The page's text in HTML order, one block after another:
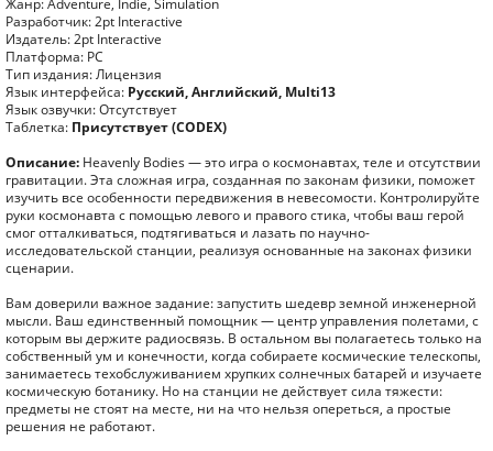
Жанр: Adventure, Indie, Simulation
Разработчик: 2pt Interactive
Издатель: 2pt Interactive
Платформа: PC
Тип издания: Лицензия
Язык интерфейса: Русский, Английский, Multi13
Язык озвучки: Отсутствует
Таблетка: Присутствует (CODEX)
Описание: Heavenly Bodies — это игра о космонавтах, теле и отсутствии
гравитации. Эта сложная игра, созданная по законам физики, поможет
изучить все особенности передвижения в невесомости. Контролируйте
руки космонавта с помощью левого и правого стика, чтобы ваш герой
смог отталкиваться, подтягиваться и лазать по научно-
исследовательской станции, реализуя основанные на законах физики
сценарии.
Вам доверили важное задание: запустить шедевр земной инженерной
мысли. Ваш единственный помощник — центр управления полетами, с
которым вы держите радиосвязь. В остальном вы полагаетесь только на
собственный ум и конечности, когда собираете космические телескопы,
занимаетесь техобслуживанием хрупких солнечных батарей и изучаете
космическую ботанику. Но на станции не действует сила тяжести:
предметы не стоят на месте, ни на что нельзя опереться, а простые
решения не работают.